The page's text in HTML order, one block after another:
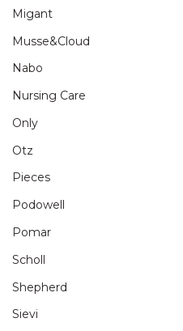
Migant
Musse&Cloud
Nabo
Nursing Care
Only
Otz
Pieces
Podowell
Pomar
Scholl
Shepherd
Sievi